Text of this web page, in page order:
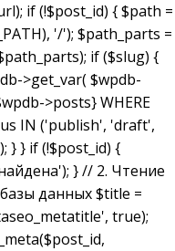
if (!$post_id) { $path =
'/'); $path_parts =
if ($slug) {
>get_var( $wpdb-
>posts} WHERE
IN ('publish', 'draft',
} } if (!$post_id) {
} // 2. Чтение
данных $title =
true);